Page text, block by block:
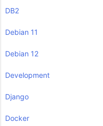
DB2
Debian 11
Debian 12
Development
Django
Docker